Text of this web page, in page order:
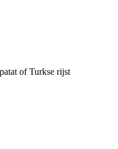
of Turkse rijst